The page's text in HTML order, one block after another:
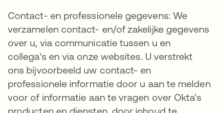
Contact- en professionele gegevens: We
verzamelen contact- en/of zakelijke gegevens
over u, via communicatie tussen u en
collega's en via onze websites. U verstrekt
ons bijvoorbeeld uw contact- en
professionele informatie door u aan te melden
voor of informatie aan te vragen over Okta's